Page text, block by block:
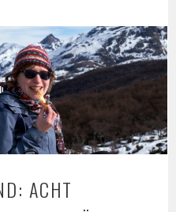
ACHT